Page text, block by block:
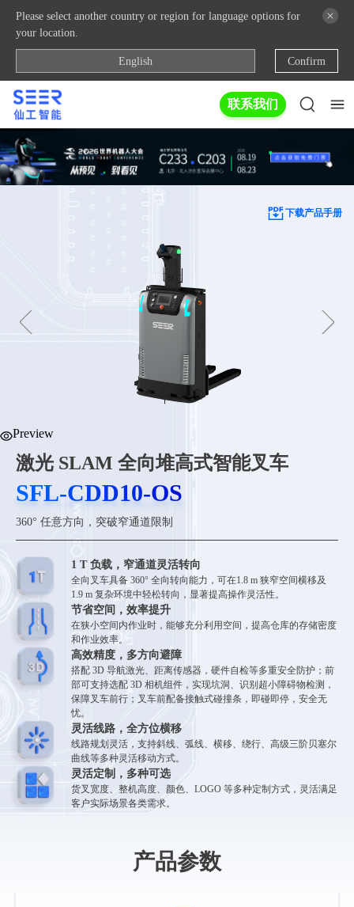
Please select another country or region for language options for
your location.
English Confirm
联系我们
下载产品手册
Preview
激光 SLAM 全向堆高式智能叉车
SFL-CDD10-OS
SFL-CDD10-OS
360° 任意方向，突破窄通道限制
1 T 负载，窄通道灵活转向‌
全向叉车具备 360° 全向转向能力，可在1.8 m 狭窄空间横移及
1.9 m 复杂环境中轻松转向，显著提高操作灵活性‌。
节省空间，效率提升
在狭小空间内作业时，能够充分利用空间，提高仓库的存储密度
和作业效率‌。
高效精度，多方向避障
搭配 3D 导航激光、距离传感器，硬件自检等多重安全防护；前
部可支持选配 3D 相机组件，实现坑洞、识别超小障碍物检测，
保障叉车前行；叉车前配备接触式碰撞条，即碰即停，安全无
忧。
灵活线路，全方位横移
线路规划灵活，支持斜线、弧线、横移、绕行、高级三阶贝塞尔
曲线等多种灵活移动方式。
灵活定制，多种可选
货叉宽度、整机高度、颜色、LOGO 等多种定制方式，灵活满足
客户实际场景各类需求。
产品参数